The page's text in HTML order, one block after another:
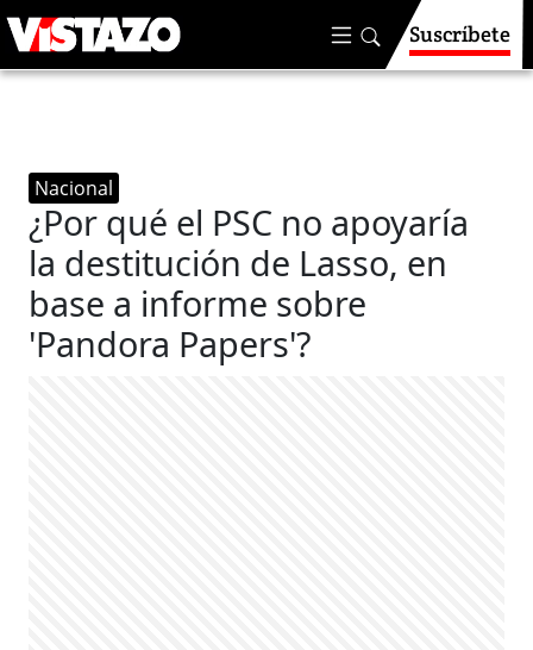
Suscríbete
Nacional
¿Por qué el PSC no apoyaría
la destitución de Lasso, en
base a informe sobre
'Pandora Papers'?